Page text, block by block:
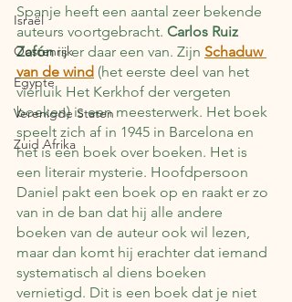
Israël
Oostenrijk
Egypte
Verenigde Staten
Zuid Afrika
Spanje heeft een aantal zeer bekende
auteurs voortgebracht. Carlos Ruiz
Zafón is er daar een van. Zijn Schaduw
van de wind (het eerste deel van het
vierluik Het Kerkhof der vergeten
boeken) is een meesterwerk. Het boek
speelt zich af in 1945 in Barcelona en
het is een boek over boeken. Het is
een literair mysterie. Hoofdpersoon
Daniel pakt een boek op en raakt er zo
van in de ban dat hij alle andere
boeken van de auteur ook wil lezen,
maar dan komt hij erachter dat iemand
systematisch al diens boeken
vernietigd. Dit is een boek dat je niet